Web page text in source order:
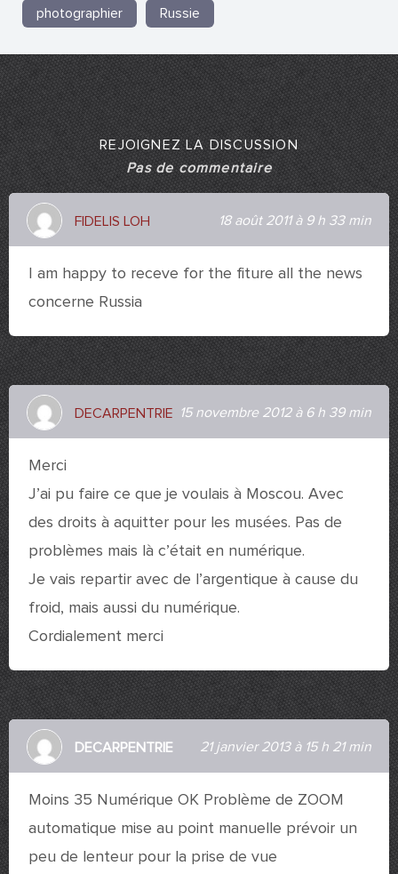
photographier Russie
REJOIGNEZ LA DISCUSSION
Pas de commentaire
FIDELIS LOH 18 août 2011 à 9 h 33 min
I am happy to receve for the fiture all the news
concerne Russia
DECARPENTRIE 15 novembre 2012 à 6 h 39 min
Merci
J’ai pu faire ce que je voulais à Moscou. Avec
des droits à aquitter pour les musées. Pas de
problèmes mais là c’était en numérique.
Je vais repartir avec de l’argentique à cause du
froid, mais aussi du numérique.
Cordialement merci
DECARPENTRIE 21 janvier 2013 à 15 h 21 min
Moins 35 Numérique OK Problème de ZOOM
automatique mise au point manuelle prévoir un
peu de lenteur pour la prise de vue